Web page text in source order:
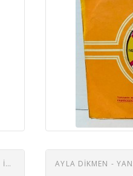
AYLA DIKMEN - ONU BUNU BILMEM KARARLIYIM - ILK VE SON AŞKIMSIN 45 LIK PLAK